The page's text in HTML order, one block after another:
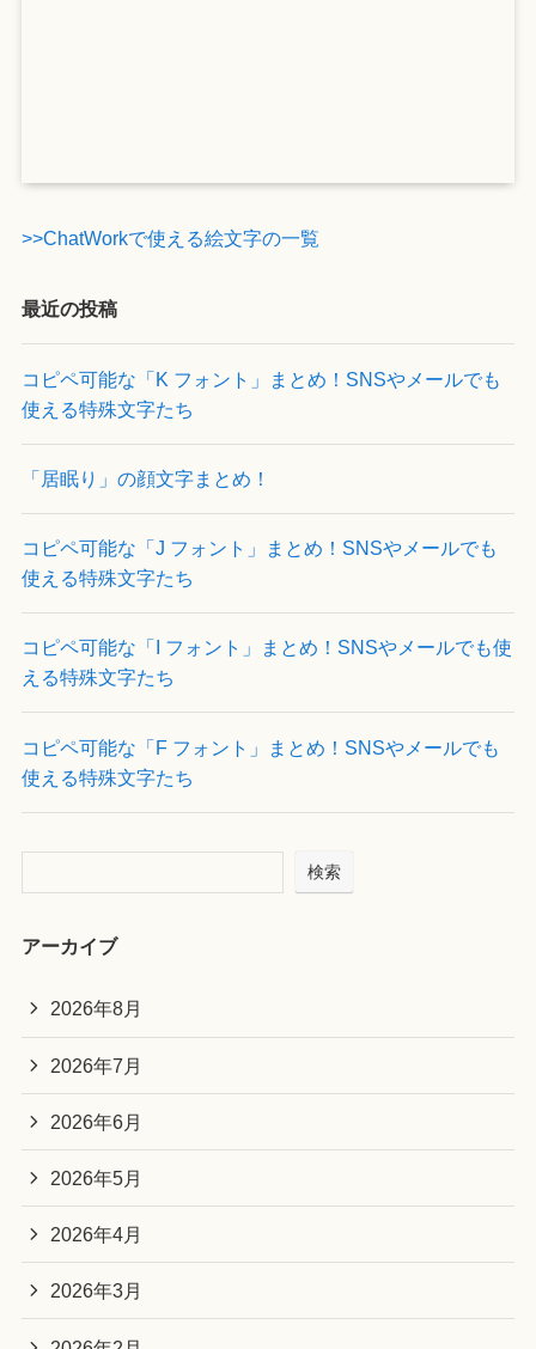
>>ChatWorkで使える絵文字の一覧
最近の投稿
コピペ可能な「K フォント」まとめ！SNSやメールでも
使える特殊文字たち
「居眠り」の顔文字まとめ！
コピペ可能な「J フォント」まとめ！SNSやメールでも
使える特殊文字たち
コピペ可能な「I フォント」まとめ！SNSやメールでも使
える特殊文字たち
コピペ可能な「F フォント」まとめ！SNSやメールでも
使える特殊文字たち
検索
アーカイブ
2026年8月
2026年7月
2026年6月
2026年5月
2026年4月
2026年3月